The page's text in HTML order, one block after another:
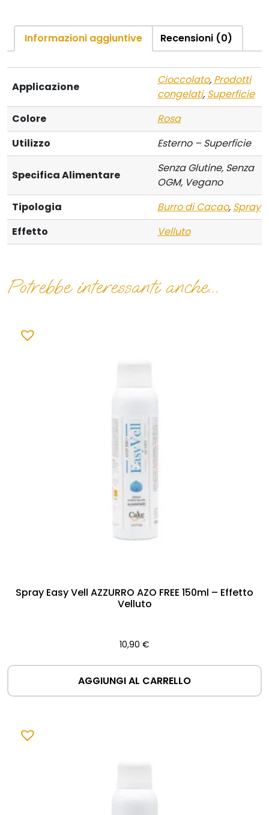
Informazioni aggiuntive Recensioni (0)
Applicazione
Cioccolato, Prodotti
congelati, Superficie
Colore
Rosa
Utilizzo
Esterno – Superficie
Specifica Alimentare
Senza Glutine, Senza
OGM, Vegano
Tipologia
Burro di Cacao, Spray
Effetto
Velluto
Potrebbe interessanti anche...
Spray Easy Vell AZZURRO AZO FREE 150ml – Effetto
Velluto
10,90 €
AGGIUNGI AL CARRELLO